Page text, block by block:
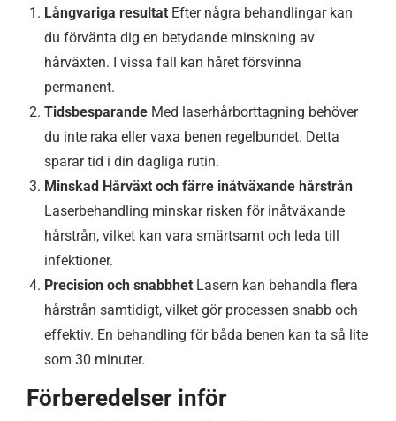
Långvariga resultat Efter några behandlingar kan
du förvänta dig en betydande minskning av
hårväxten. I vissa fall kan håret försvinna
permanent.
Tidsbesparande Med laserhårborttagning behöver
du inte raka eller vaxa benen regelbundet. Detta
sparar tid i din dagliga rutin.
Minskad Hårväxt och färre inåtväxande hårstrån
Laserbehandling minskar risken för inåtväxande
hårstrån, vilket kan vara smärtsamt och leda till
infektioner.
Precision och snabbhet Lasern kan behandla flera
hårstrån samtidigt, vilket gör processen snabb och
effektiv. En behandling för båda benen kan ta så lite
som 30 minuter.
Förberedelser inför